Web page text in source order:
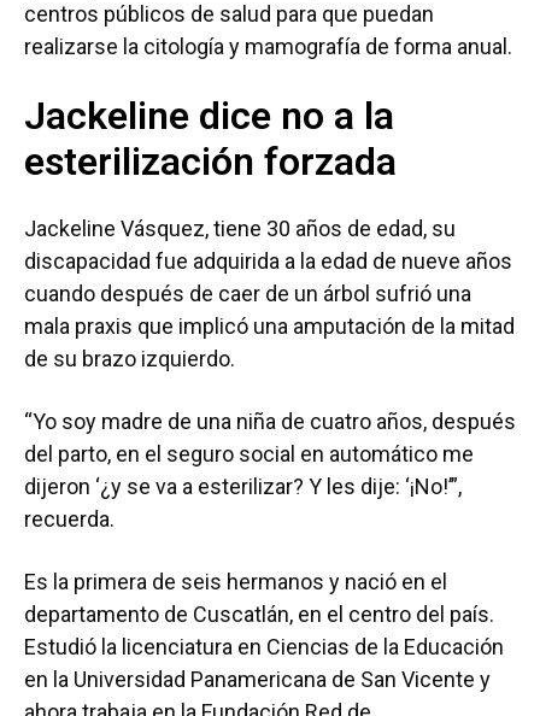
centros públicos de salud para que puedan
realizarse la citología y mamografía de forma anual.
Jackeline dice no a la
esterilización forzada
Jackeline Vásquez, tiene 30 años de edad, su
discapacidad fue adquirida a la edad de nueve años
cuando después de caer de un árbol sufrió una
mala praxis que implicó una amputación de la mitad
de su brazo izquierdo.
“Yo soy madre de una niña de cuatro años, después
del parto, en el seguro social en automático me
dijeron ‘¿y se va a esterilizar? Y les dije: ‘¡No!’”,
recuerda.
Es la primera de seis hermanos y nació en el
departamento de Cuscatlán, en el centro del país.
Estudió la licenciatura en Ciencias de la Educación
en la Universidad Panamericana de San Vicente y